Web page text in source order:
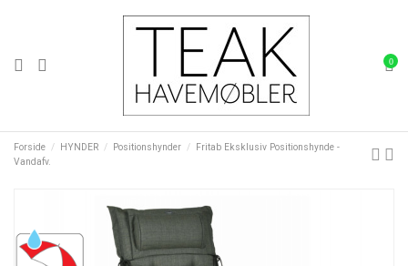
0
Forside HYNDER Positionshynder
Fritab Eksklusiv Positionshynde -
Vandafv.